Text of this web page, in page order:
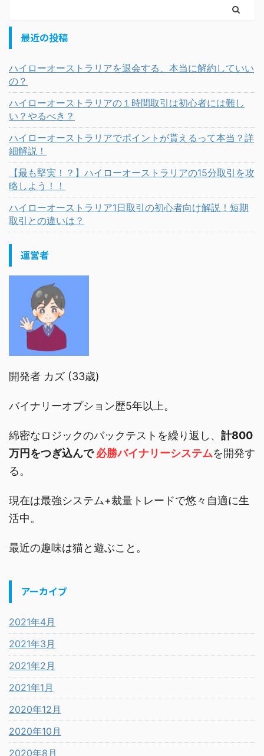
最近の投稿
ハイローオーストラリアを退会する、本当に解約していい
の？
ハイローオーストラリアの１時間取引は初心者には難し
い？やるべき？
ハイローオーストラリアでポイントが貰えるって本当？詳
細解説！
【最も堅実！？】ハイローオーストラリアの15分取引を攻
略しよう！！
ハイローオーストラリア1日取引の初心者向け解説！短期
取引との違いは？
運営者
開発者 カズ (33歳)
バイナリーオプション歴5年以上。
綿密なロジックのバックテストを繰り返し、 計800
万円をつぎ込んで必勝バイナリーシステムを開発す
る。
現在は最強システム+裁量トレードで悠々自適に生
活中。
最近の趣味は猫と遊ぶこと。
アーカイブ
2021年4月
2021年3月
2021年2月
2021年1月
2020年12月
2020年10月
2020年8月